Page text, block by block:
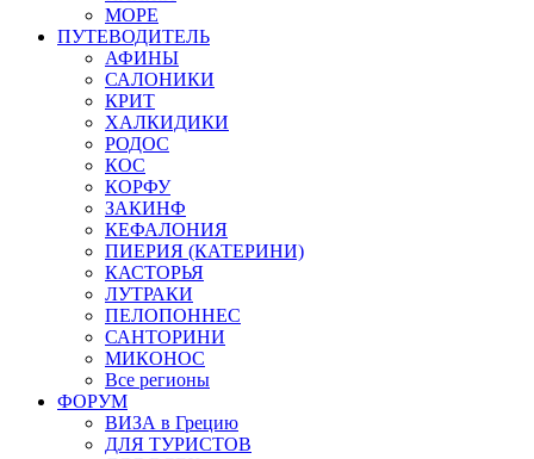
МОРЕ
ПУТЕВОДИТЕЛЬ
АФИНЫ
САЛОНИКИ
КРИТ
ХАЛКИДИКИ
РОДОС
КОС
КОРФУ
ЗАКИНФ
КЕФАЛОНИЯ
ПИЕРИЯ (КАТЕРИНИ)
КАСТОРЬЯ
ЛУТРАКИ
ПЕЛОПОННЕС
САНТОРИНИ
МИКОНОС
Все регионы
ФОРУМ
ВИЗА в Грецию
ДЛЯ ТУРИСТОВ